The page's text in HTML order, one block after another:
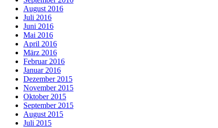
August 2016
Juli 2016
Juni 2016
Mai 2016
April 2016
März 2016
Februar 2016
Januar 2016
Dezember 2015
November 2015
Oktober 2015
September 2015
August 2015
Juli 2015